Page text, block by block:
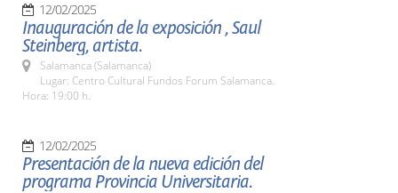
12/02/2025
Inauguración de la exposición , Saul
Steinberg, artista.
Salamanca (Salamanca)
Lugar: Centro Cultural Fundos Forum Salamanca.
Hora: 19:00 h.
12/02/2025
Presentación de la nueva edición del
programa Provincia Universitaria.